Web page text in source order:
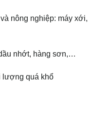
nông nghiệp: máy xới,
nhớt, hàng sơn,…
lượng quá khổ